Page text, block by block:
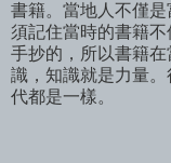
書籍。當地人不僅
須記住當時的書籍
手抄的，所以書籍
識，知識就是力量
代都是一樣。